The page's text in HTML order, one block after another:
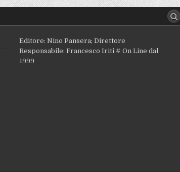
Editore: Nino Pansera; Direttore
Responsabile: Francesco Iriti # On Line dal
1999